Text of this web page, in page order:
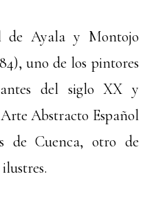
de Ayala y Montojo
uno de los pintores
del siglo XX y
Abstracto Español
de Cuenca, otro de